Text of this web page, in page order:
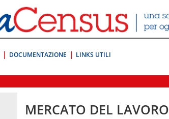
DOCUMENTAZIONE LINKS UTILI
MERCATO DEL LAVORO